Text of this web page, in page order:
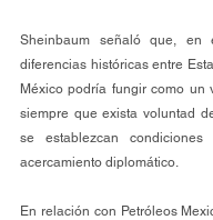
Sheinbaum señaló que, en
diferencias históricas entre
México podría fungir como un
siempre que exista voluntad
se establezcan
acercamiento diplomático.
En relación con Petróleos